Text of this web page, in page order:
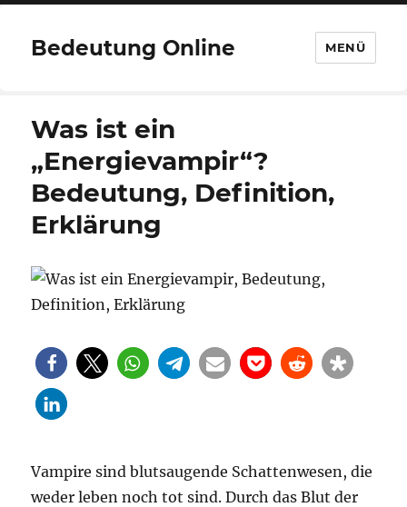
Bedeutung Online MENÜ
Was ist ein
„Energievampir“?
Bedeutung, Definition,
Erklärung
Vampire sind blutsaugende Schattenwesen, die
weder leben noch tot sind. Durch das Blut der